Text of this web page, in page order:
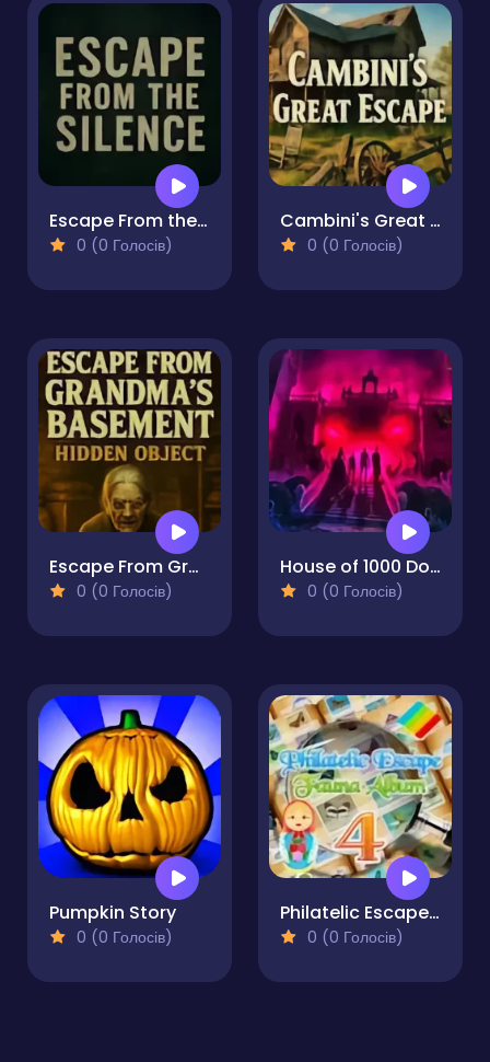
Escape From the Silence
0 (0 Голосів)
Cambini's Great Escape
0 (0 Голосів)
Escape From Grandma's Basement - Hidden Object
0 (0 Голосів)
House of 1000 Doors: Evil Inside
0 (0 Голосів)
Pumpkin Story
0 (0 Голосів)
Philatelic Escape - Fauna Album 4
0 (0 Голосів)